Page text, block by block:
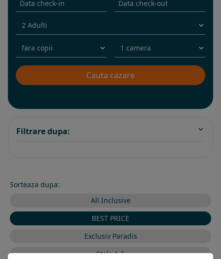
Filtrare dupa:
Sorteaza dupa:
All Inclusive
BEST PRICE
Exclusiv Paradis
Stele 1-5